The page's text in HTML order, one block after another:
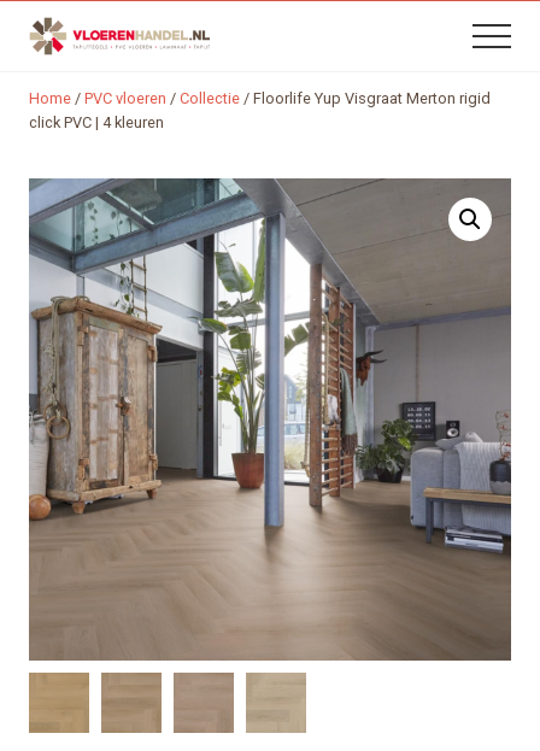
Menu
Skip
Skip
Menu
Home / PVC vloeren / Collectie / Floorlife Yup Visgraat Merton rigid
click PVC | 4 kleuren